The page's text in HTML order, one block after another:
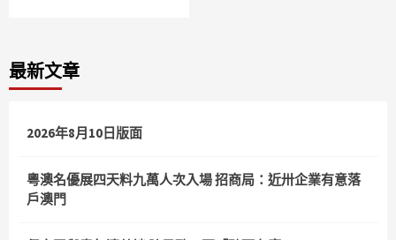
最新文章
2026年8月10日版面
粵澳名優展四天料九萬人次入場 招商局：近卅企業有意落
戶澳門